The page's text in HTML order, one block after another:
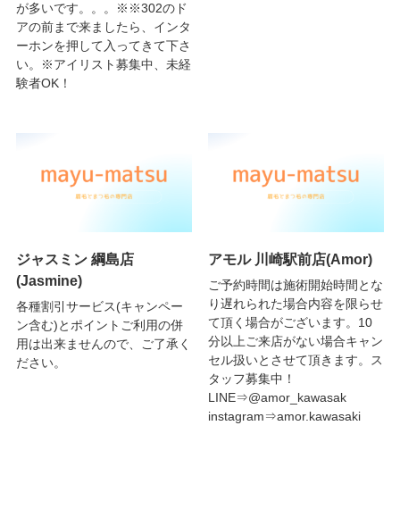
が多いです。。。※※302のド
アの前まで来ましたら、インタ
ーホンを押して入ってきて下さ
い。※アイリスト募集中、未経
験者OK！
ジャスミン 綱島店
(Jasmine)
各種割引サービス(キャンペー
ン含む)とポイントご利用の併
用は出来ませんので、ご了承く
ださい。
アモル 川崎駅前店(Amor)
ご予約時間は施術開始時間とな
り遅れられた場合内容を限らせ
て頂く場合がございます。10
分以上ご来店がない場合キャン
セル扱いとさせて頂きます。ス
タッフ募集中！
LINE⇒@amor_kawasak
instagram⇒amor.kawasaki